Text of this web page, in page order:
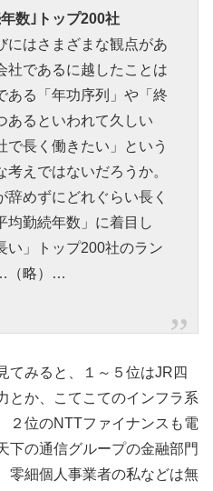
数｣トップ200社
はさまざまな観点があ
社であるに越したことは
ある「年功序列」や「終
あるといわれて久しい
で長く働きたい」という
えではないだろうか。
めずにどれぐらい長く
均勤続年数」に着目し
い」トップ200社のラン
（略）…
てみると、１～５位はJR四
とか、こてこてのインフラ系
２位のNTTファイナンスも電
下の通信グループの金融部門
零細個人事業者の私などは無